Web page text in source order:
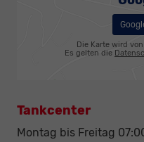
Die Karte wird
Es gelten die
Tankcenter
Montag bis Freitag